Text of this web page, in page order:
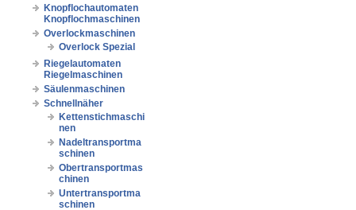
Knopflochautomaten
Knopflochmaschinen
Overlockmaschinen
Overlock Spezial
Riegelautomaten
Riegelmaschinen
Säulenmaschinen
Schnellnäher
Kettenstichmaschi
nen
Nadeltransportma
schinen
Obertransportmas
chinen
Untertransportma
schinen